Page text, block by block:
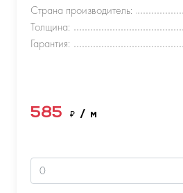
Страна производитель:
Толщина:
Гарантия:
585 ₽ / м